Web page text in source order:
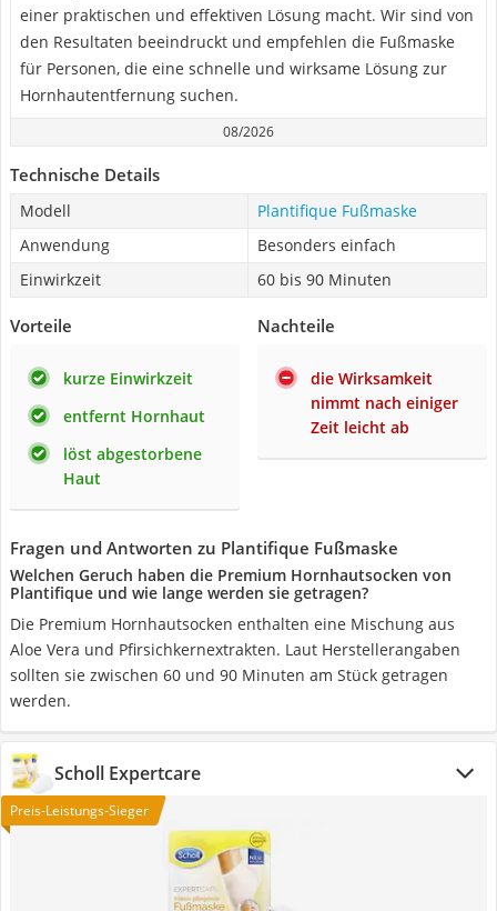
einer praktischen und effektiven Lösung macht. Wir sind von
den Resultaten beeindruckt und empfehlen die Fußmaske
für Personen, die eine schnelle und wirksame Lösung zur
Hornhautentfernung suchen.
08/2026
Technische Details
Modell
Plantifique Fußmaske
Anwendung
Besonders einfach
Einwirkzeit
60 bis 90 Minuten
Vorteile
kurze Einwirkzeit
entfernt Hornhaut
löst abgestorbene
Haut
Nachteile
die Wirksamkeit
nimmt nach einiger
Zeit leicht ab
Fragen und Antworten zu Plantifique Fußmaske
Welchen Geruch haben die Premium Hornhautsocken von
Plantifique und wie lange werden sie getragen?
Die Premium Hornhautsocken enthalten eine Mischung aus
Aloe Vera und Pfirsichkernextrakten. Laut Herstellerangaben
sollten sie zwischen 60 und 90 Minuten am Stück getragen
werden.
Scholl Expertcare
Preis-Leistungs-Sieger